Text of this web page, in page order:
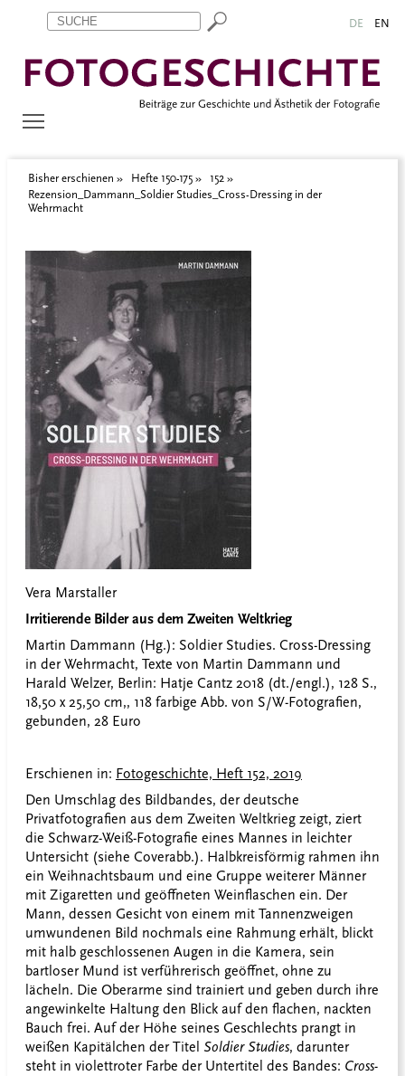
Zum Inhalt springen
Aktuelle Seite: Rezension_Dammann_Soldier Studies_Cross-
DE EN
Bisher erschienen Hefte 150-175
152
Rezension_Dammann_Soldier Studies_Cross-Dressing in der
Wehrmacht
Vera Marstaller
Irritierende Bilder aus dem Zweiten Weltkrieg
Martin Dammann (Hg.): Soldier Studies. Cross-Dressing
in der Wehrmacht, Texte von Martin Dammann und
Harald Welzer, Berlin: Hatje Cantz 2018 (dt./engl.), 128 S.,
18,50 x 25,50 cm,, 118 farbige Abb. von S/W-Fotografien,
gebunden, 28 Euro
Erschienen in: Fotogeschichte, Heft 152, 2019
Den Umschlag des Bildbandes, der deutsche
Privatfotografien aus dem Zweiten Weltkrieg zeigt, ziert
die Schwarz-Weiß-Fotografie eines Mannes in leichter
Untersicht (siehe Coverabb.). Halbkreisförmig rahmen ihn
ein Weihnachtsbaum und eine Gruppe weiterer Männer
mit Zigaretten und geöffneten Weinflaschen ein. Der
Mann, dessen Gesicht von einem mit Tannenzweigen
umwundenen Bild nochmals eine Rahmung erhält, blickt
mit halb geschlossenen Augen in die Kamera, sein
bartloser Mund ist verführerisch geöffnet, ohne zu
lächeln. Die Oberarme sind trainiert und geben durch ihre
angewinkelte Haltung den Blick auf den flachen, nackten
Bauch frei. Auf der Höhe seines Geschlechts prangt in
weißen Kapitälchen der Titel Soldier Studies, darunter
steht in violettroter Farbe der Untertitel des Bandes: Cross-